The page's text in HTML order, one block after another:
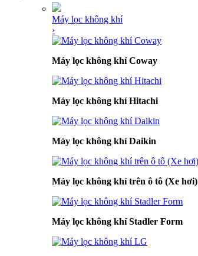
Máy lọc không khí
›
Máy lọc không khí Coway
Máy lọc không khí Hitachi
Máy lọc không khí Daikin
Máy lọc không khí trên ô tô (Xe hơi)
Máy lọc không khí Stadler Form